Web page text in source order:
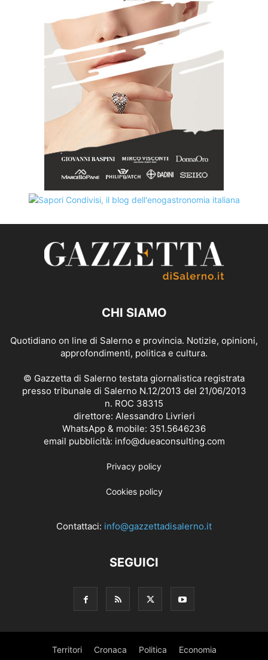
CHI SIAMO
Quotidiano on line di Salerno e provincia. Notizie, opinioni,
approfondimenti, politica e cultura.
© Gazzetta di Salerno testata giornalistica registrata
presso tribunale di Salerno N.12/2013 del 21/06/2013
n. ROC 38315
direttore: Alessandro Livrieri
WhatsApp & mobile: 351.5646236
email pubblicità: info@dueaconsulting.com
Privacy policy
Cookies policy
Contattaci: info@gazzettadisalerno.it
SEGUICI
Territori Cronaca Politica Economia